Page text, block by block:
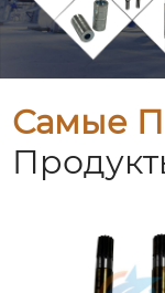
Самые